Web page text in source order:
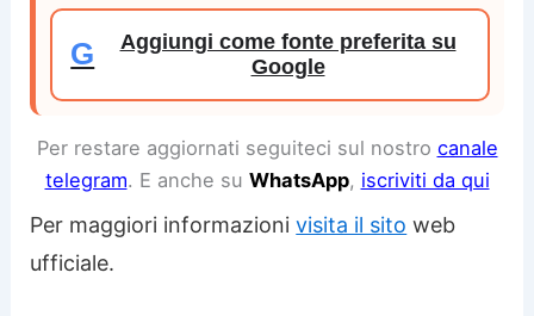
G
Aggiungi come fonte preferita su
Google
Per restare aggiornati seguiteci sul nostro canale
telegram. E anche su WhatsApp, iscriviti da qui
Per maggiori informazionivisita il sito web
ufficiale.